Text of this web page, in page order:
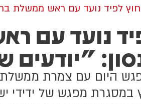
בוחנים
בפריימריז
אותם לבית
וגבר כבן
עם חבלת ראש.
נוספים - במצב קל
לפיד נועד עם ראש ממשלת
נועד עם
היום עם צמרת ממשלת
מפגש של ידידי